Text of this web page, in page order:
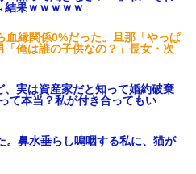
果ｗｗｗｗｗ
血縁関係0%だった。旦那「やっぱ
俺は誰の子供なの？」長女・次
実は資産家だと知って婚約破棄
て本当？私が付き合ってもい
。鼻水垂らし嗚咽する私に、猫が